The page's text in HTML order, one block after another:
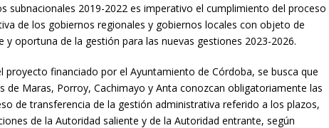
subnacionales 2019-2022 es imperativo el cumplimiento del proceso
de los gobiernos regionales y gobiernos locales con objeto de
oportuna de la gestión para las nuevas gestiones 2023-2026.
financiado por el Ayuntamiento de Córdoba, se busca que
de Maras, Porroy, Cachimayo y Anta conozcan obligatoriamente las
de transferencia de la gestión administrativa referido a los plazos,
de la Autoridad saliente y de la Autoridad entrante, según